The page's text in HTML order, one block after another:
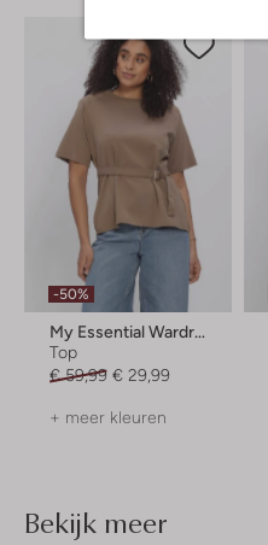
-50%
My Essential Wardrobe
Top
€ 59,99 € 29,99
+ meer kleuren
Bekijk meer